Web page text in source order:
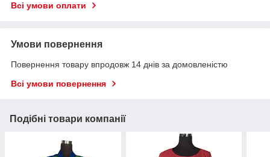
Всі умови оплати
Умови повернення
Повернення товару впродовж 14 днів за домовленістю
Всі умови повернення
Подібні товари компанії